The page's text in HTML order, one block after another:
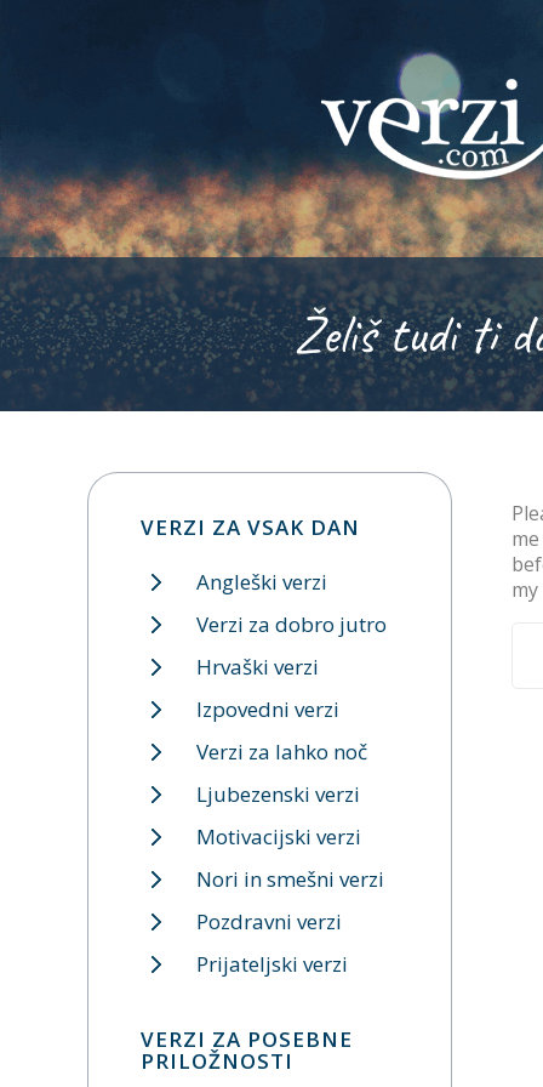
Želiš tudi ti
my
VERZI ZA VSAK DAN
Angleški verzi
Verzi za dobro jutro
Hrvaški verzi
Izpovedni verzi
Verzi za lahko noč
Ljubezenski verzi
Motivacijski verzi
Nori in smešni verzi
Pozdravni verzi
Prijateljski verzi
VERZI ZA POSEBNE
PRILOŽNOSTI